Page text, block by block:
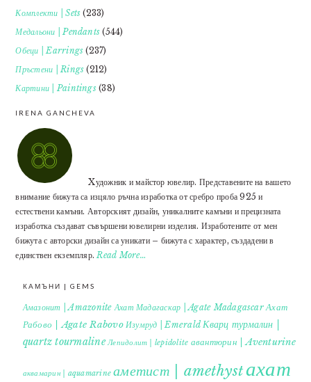
Комплекти | Sets (233)
Медальони | Pendants (544)
Обеци | Earrings (237)
Пръстени | Rings (212)
Картини | Paintings(38)
IRENA GANCHEVA
Xудожник и майстор ювелир. Представените на вашето
внимание бижута са изцяло ръчна изработка от сребро проба 925 и
естествени камъни. Авторският дизайн, уникалните камъни и прецизната
изработка създават съвършени ювелирни изделия. Изработените от мен
бижута с авторски дизайн са уникати – бижута с характер, създадени в
единствен екземпляр.Read More…
КАМЪНИ | GEMS
Амазонит | Amazonite Ахат Мадагаскар | Agate Madagascar Ахат
Рабово | Agate Rabovo Изумруд | Emerald Кварц турмалин |
quartz tourmaline Лепидолит | lepidolite авантюрин | Aventurine
аквамарин | aquamarine аметист | amethystахат